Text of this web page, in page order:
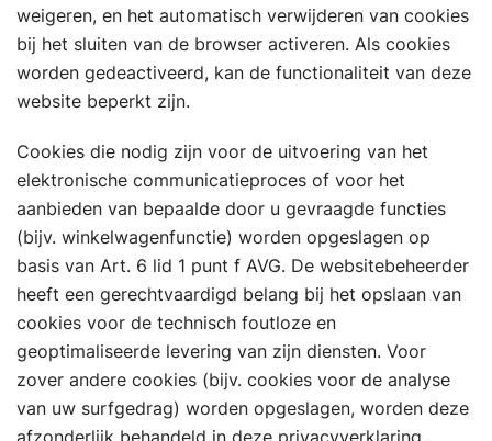
weigeren, en het automatisch verwijderen van cookies
bij het sluiten van de browser activeren. Als cookies
worden gedeactiveerd, kan de functionaliteit van deze
website beperkt zijn.
Cookies die nodig zijn voor de uitvoering van het
elektronische communicatieproces of voor het
aanbieden van bepaalde door u gevraagde functies
(bijv. winkelwagenfunctie) worden opgeslagen op
basis van Art. 6 lid 1 punt f AVG. De websitebeheerder
heeft een gerechtvaardigd belang bij het opslaan van
cookies voor de technisch foutloze en
geoptimaliseerde levering van zijn diensten. Voor
zover andere cookies (bijv. cookies voor de analyse
van uw surfgedrag) worden opgeslagen, worden deze